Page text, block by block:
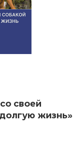
своей
жизнь»